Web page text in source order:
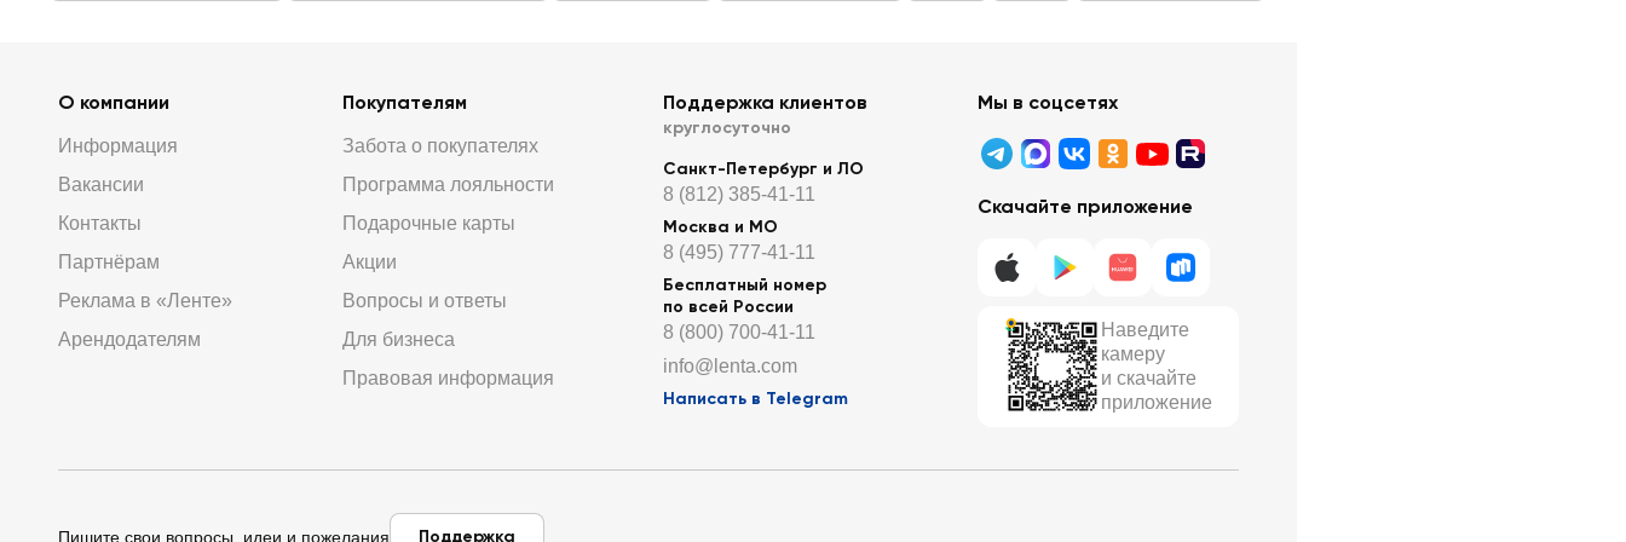
О компании
Информация
Вакансии
Контакты
Партнёрам
Реклама в «Ленте»
Арендодателям
Покупателям
Забота о покупателях
Программа лояльности
Подарочные карты
Акции
Вопросы и ответы
Для бизнеса
Правовая информация
Поддержка клиентов
круглосуточно
Санкт-Петербург и ЛО
8 (812) 385-41-11
Москва и МО
8 (495) 777-41-11
Бесплатный номер
по всей России
8 (800) 700-41-11
info@lenta.com
Написать в Telegram
Мы в соцсетях
Скачайте приложение
Наведите
камеру
и скачайте
приложение
Пишите свои вопросы, идеи и пожелания Поддержка